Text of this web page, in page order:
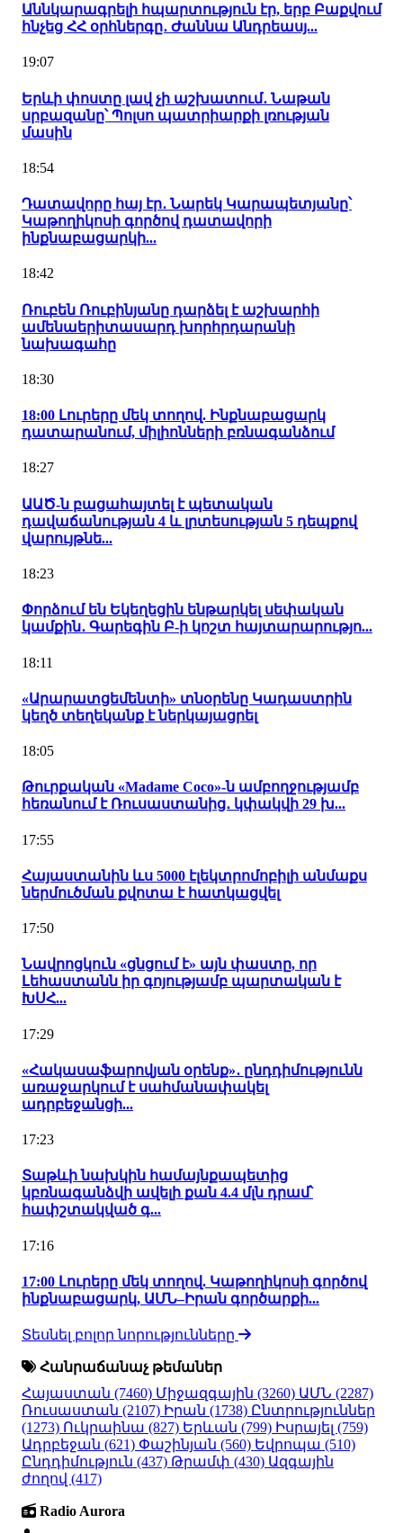
Աննկարագրելի հպարտություն էր, երբ Բաքվում
հնչեց ՀՀ օրհներգը․ Ժաննա Անդրեասյ...
19:07
Երևի փոստը լավ չի աշխատում․ Նաթան
սրբազանը՝ Պոլսո պատրիարքի լռության
մասին
18:54
Դատավորը հայ էր․ Նարեկ Կարապետյանը՝
Կաթողիկոսի գործով դատավորի
ինքնաբացարկի...
18:42
Ռուբեն Ռուբինյանը դարձել է աշխարհի
ամենաերիտասարդ խորհրդարանի
նախագահը
18:30
18:00 Լուրերը մեկ տողով. Ինքնաբացարկ
դատարանում, միլիոնների բռնագանձում
18:27
ԱԱԾ-ն բացահայտել է պետական
դավաճանության 4 և լրտեսության 5 դեպքով
վարույթնե...
18:23
Փորձում են Եկեղեցին ենթարկել սեփական
կամքին․ Գարեգին Բ-ի կոշտ հայտարարությո...
18:11
«Արարատցեմենտի» տնօրենը Կադաստրին
կեղծ տեղեկանք է ներկայացրել
18:05
Թուրքական «Madame Coco»-ն ամբողջությամբ
հեռանում է Ռուսաստանից․ կփակվի 29 խ...
17:55
Հայաստանին ևս 5000 էլեկտրոմոբիլի անմաքս
ներմուծման քվոտա է հատկացվել
17:50
Նավրոցկուն «ցնցում է» այն փաստը, որ
Լեհաստանն իր գոյությամբ պարտական է
ԽՍՀ...
17:29
«Հակասաֆարովյան օրենք»․ ընդդիմությունն
առաջարկում է սահմանափակել
ադրբեջանցի...
17:23
Տաթևի նախկին համայնքապետից
կբռնագանձվի ավելի քան 4.4 մլն դրամ՝
հափշտակված գ...
17:16
17:00 Լուրերը մեկ տողով. Կաթողիկոսի գործով
ինքնաբացարկ, ԱՄՆ–Իրան գործարքի...
Տեսնել բոլոր նորությունները
Հանրաճանաչ թեմաներ
Հայաստան (7460) Միջազգային (3260) ԱՄՆ (2287)
Ռուսաստան (2107) Իրան (1738) Ընտրություններ
(1273) Ուկրաինա (827) Երևան (799) Իսրայել (759)
Ադրբեջան (621) Փաշինյան (560) Եվրոպա (510)
Ընդդիմություն (437) Թրամփ (430) Ազգային
ժողով (417)
Radio Aurora